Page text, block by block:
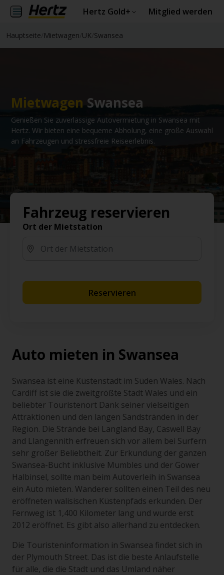
Hertz Gold+ Mitglied werden
Hauptseite Mietwagen UK Swansea
Mietwagen Swansea
Genießen Sie zuverlässige Autovermietung in Swansea mit
Hertz. Wir bieten eine bequeme Abholung, eine große Auswahl
an Fahrzeugen und stressfreie Reiseerlebnis.
Fahrzeug reservieren
Ort der Mietstation
Reservieren
Auto mieten in Swansea
Swansea ist eine Küstenstadt im Süden Wales. Nach
Cardiff ist sie die zweitgrößte Stadt Wales und ein
beliebter Touristenort Dank seiner vielseitigen
Attraktionen und den langen Sandstränden in der
Region. Die Strände bei Langland Bay, Caswell Bay
and Llangennith erfreuen sich vor allem bei Surfern
sehr großer Beliebtheit. Zur Erkundung der ganzen
Swansea-Bucht inklusive Mumbles und der Gower
Halbinsel, sollte man beim Autoverleih in Swansea
ein Auto mieten. Wanderer sollten einen Teil des neu
eröffneten walisischen Küstenpfads erkunden. Der
Fernweg ist 1,400 Kilometer lang und wurde erst
2012 eröffnet. Es gibt also allerhand zu entdecken.
Die Touristeninformation in Swansea findet sich in
der Plymouth Street. Das ist die beste Anlaufstelle
für alle, die die Stadt und das Umland näher